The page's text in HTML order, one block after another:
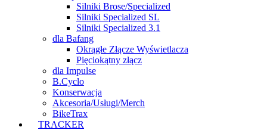
Silniki Brose/Specialized
Silniki Specialized SL
Silniki Specialized 3.1
dla Bafang
Okrągłe Złącze Wyświetlacza
Pięciokątny złącz
dla Impulse
B.Cyclo
Konserwacja
Akcesoria/Usługi/Merch
BikeTrax
TRACKER